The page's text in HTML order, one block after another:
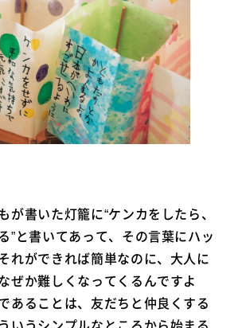
が書いた灯籠に“ケンカをしたら、
”と書いてあって、その言葉にハッ
れができれば簡単なのに、大人に
ぜか難しくなってくるんですよ
あることは、友だちと仲良くする